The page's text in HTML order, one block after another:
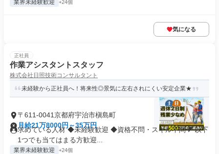
業界未経験歓迎 +24個
気になる
正社員
作業アシスタントスタッフ
株式会社日照技術コンサルタント
未経験から正社員へ！将来性◎景気に左右されにくい安定企業★
〒611-0041京都府宇治市槇島町
月給21万8000円～35万円
求めている人材 ◆未経験歓迎 ◆資格不問・スキル不問 ◤以下
1つでも当てはまる方歓迎...
業界未経験歓迎 +24個